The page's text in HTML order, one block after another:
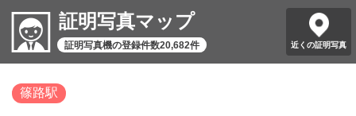
証明写真マップ
証明写真機の登録件数20,682件 近くの証明写真
篠路駅